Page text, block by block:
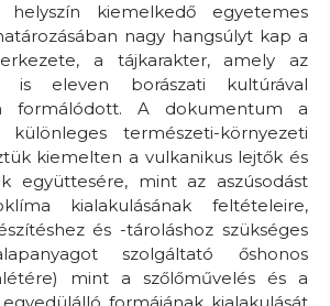
helyszín kiemelkedő egyetemes
nagy hangsúlyt kap a
a tájkarakter, amely az
is eleven borászati kultúrával
formálódott. A dokumentum a
természeti-környezeti
kiemelten a vulkanikus lejtők és
együttesére, mint az aszúsodást
kialakulásának feltételeire,
és -tároláshoz szükséges
szolgáltató őshonos
mint a szőlőművelés és a